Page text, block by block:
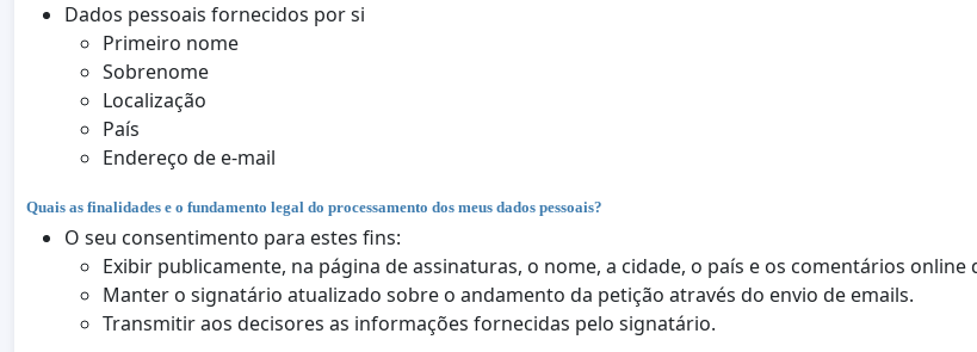
Dados pessoais fornecidos por si
Primeiro nome
Sobrenome
Localização
País
Endereço de e-mail
Quais as finalidades e o fundamento legal do processamento dos meus dados pessoais?
O seu consentimento para estes fins:
Exibir publicamente, na página de assinaturas, o nome, a cidade, o país e os comentários online
Manter o signatário atualizado sobre o andamento da petição através do envio de emails.
Transmitir aos decisores as informações fornecidas pelo signatário.